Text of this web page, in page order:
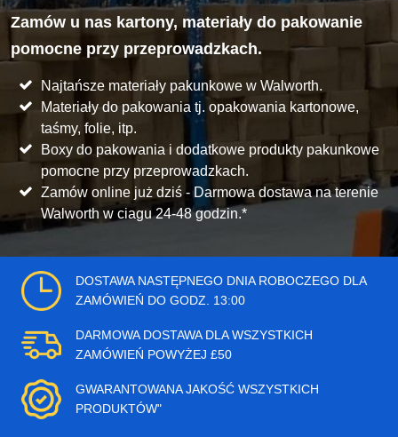
Zamów u nas kartony, materiały do pakowanie
pomocne przy przeprowadzkach.
Najtańsze materiały pakunkowe w Walworth.
Materiały do pakowania tj. opakowania kartonowe,
taśmy, folie, itp.
Boxy do pakowania i dodatkowe produkty pakunkowe
pomocne przy przeprowadzkach.
Zamów online już dziś - Darmowa dostawa na terenie
Walworth w ciagu 24-48 godzin.*
DOSTAWA NASTĘPNEGO DNIA ROBOCZEGO DLA
ZAMÓWIEŃ DO GODZ. 13:00
DARMOWA DOSTAWA DLA WSZYSTKICH
ZAMÓWIEŃ POWYŻEJ £50
GWARANTOWANA JAKOŚĆ WSZYSTKICH
PRODUKTÓW"